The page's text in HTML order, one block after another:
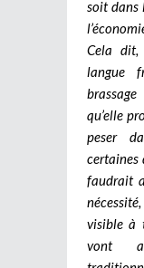
soit dans
Cela
langue
qu’elle
peser
certaines
faudrait
visible à
vont